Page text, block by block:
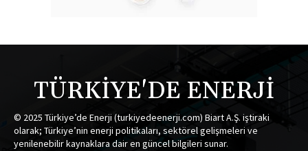
TÜRKİYE'DE ENERJİ
© 2025 Türkiye’de Enerji (turkiyedeenerji.com) Biart A.Ş. iştiraki
olarak; Türkiye’nin enerji politikaları, sektörel gelişmeleri ve
yenilenebilir kaynaklara dair en güncel bilgileri sunar.